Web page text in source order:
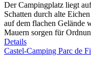
Der Campingplatz liegt
Schatten durch alte
auf dem flachen Gelände
Mauern sorgen für
Details
Castel-Camping Parc de